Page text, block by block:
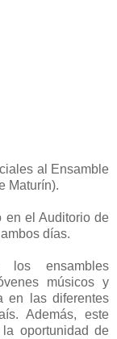
al Ensamble
Maturín).
en el Auditorio de
días.
los ensambles
músicos y
en las diferentes
Además, este
oportunidad de